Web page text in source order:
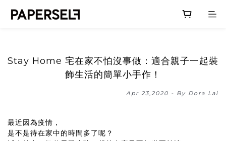
Stay Home 宅在家不怕沒事做：適合親子一起裝
飾生活的簡單小手作！
Apr 23,2020 - By Dora Lai
最近因為疫情，
是不是待在家中的時間多了呢？